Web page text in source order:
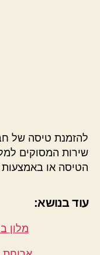
שירות המסוקים
הטיסה או באמצעות
עוד בנושא:
מלון